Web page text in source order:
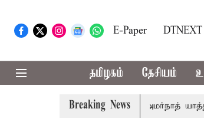
E-Paper DTNEXT
தமிழகம் தேசியம்
Breaking News
விசாரணை அமர்நாத் யாத்திரை